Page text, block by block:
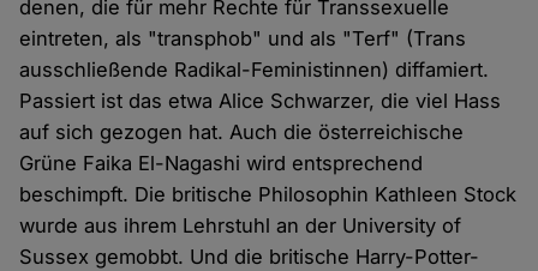
denen, die für mehr Rechte für Transsexuelle
eintreten, als "transphob" und als "Terf" (Trans
ausschließende Radikal-Feministinnen) diffamiert.
Passiert ist das etwa Alice Schwarzer, die viel Hass
auf sich gezogen hat. Auch die österreichische
Grüne Faika El-Nagashi wird entsprechend
beschimpft. Die britische Philosophin Kathleen Stock
wurde aus ihrem Lehrstuhl an der University of
Sussex gemobbt. Und die britische Harry-Potter-